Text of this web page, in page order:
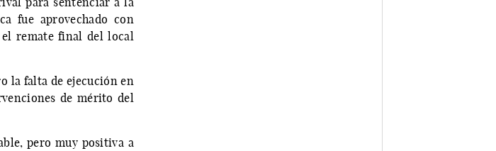
fue aprovechado con
remate final del local
la falta de ejecución en
de mérito del
pero muy positiva a